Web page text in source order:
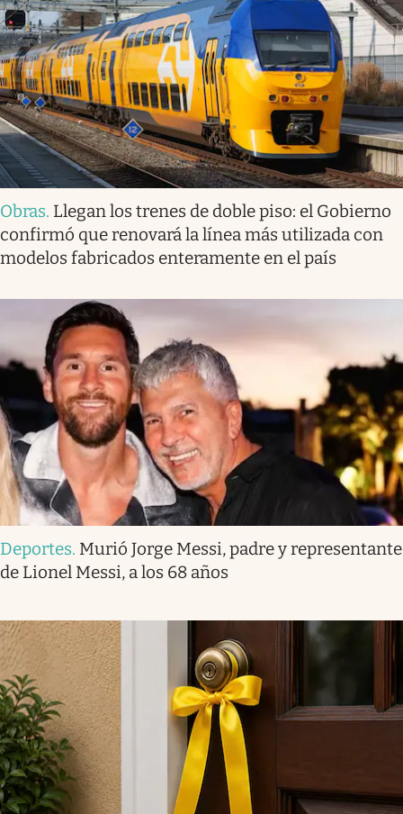
Obras. Llegan los trenes de doble piso: el Gobierno
confirmó que renovará la línea más utilizada con
modelos fabricados enteramente en el país
Deportes. Murió Jorge Messi, padre y representante
de Lionel Messi, a los 68 años